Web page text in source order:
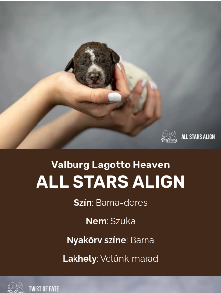
Valburg Lagotto Heaven
ALL STARS ALIGN
Szín: Barna-deres
Nem: Szuka
Nyakörv színe: Barna
Lakhely: Velünk marad